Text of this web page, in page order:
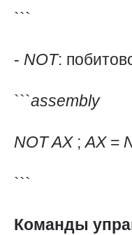
```
- NOT:
```assembly
NOTAX ;AX =
```
Команды